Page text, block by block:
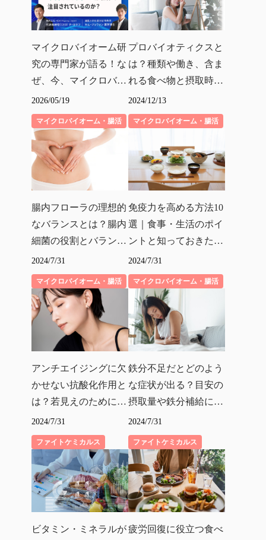
マイクロバイオーム研
究の専門家が語る！な
ぜ、今、マイクロバイ
オームが世界で注目さ
れているのか？
2026/05/19
マイクロバイオーム・腸活
プロバイオティクスと
は？種類や働き、含ま
れる食べ物と摂取時の
注意点を解説
2024/12/13
マイクロバイオーム・腸活
腸内フローラの理想的
なバランスとは？腸内
細菌の役割とバランス
を保つ方法
2024/7/31
マイクロバイオーム・腸活
免疫力を高める方法10
選｜食事・生活のポイ
ントと知っておきたい
体の仕組み
2024/7/31
マイクロバイオーム・腸活
アンチエイジングに欠
かせない抗酸化作用と
は？若見えのためにで
きること
2024/7/31
ファイトケミカルス
鉄分不足だとどのよう
な症状が出る？目安の
摂取量や鉄分補給にお
すすめの食べ物を解説
2024/7/31
ファイトケミカルス
ビタミン・ミネラルが 疲労回復に役立つ食べ